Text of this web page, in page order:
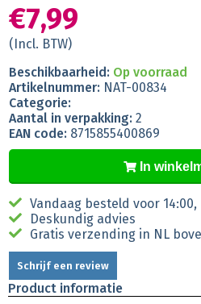
€7,99
(Incl. BTW)
Beschikbaarheid: Op voorraad
Artikelnummer: NAT-00834
Categorie:
Aantal in verpakking: 2
EAN code: 8715855400869
In
Vandaag besteld voor
Deskundig advies
Gratis verzending in NL
Schrijf een review
Product informatie